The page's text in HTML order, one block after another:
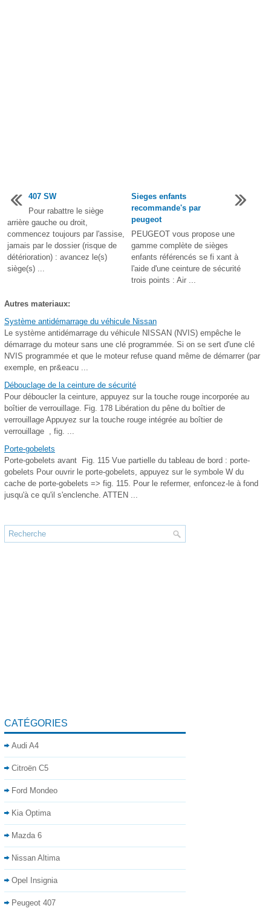
407 SW
Pour rabattre le siège
arrière gauche ou droit,
commencez toujours par l'assise,
jamais par le dossier (risque de
détérioration) : avancez le(s)
siège(s) ...
Sieges enfants
recommande's par
peugeot
PEUGEOT vous propose une
gamme complète de sièges
enfants référencés se fi xant à
l'aide d'une ceinture de sécurité
trois points : Air ...
Autres materiaux:
Système antidémarrage du véhicule Nissan
Le système antidémarrage du véhicule NISSAN (NVIS) empêche le
démarrage du moteur sans une clé programmée. Si on se sert d'une clé
NVIS programmée et que le moteur refuse quand même de démarrer (par
exemple, en pr&eacu ...
Débouclage de la ceinture de sécurité
Pour déboucler la ceinture, appuyez sur la touche rouge incorporée au
boîtier de verrouillage. Fig. 178 Libération du pêne du boîtier de
verrouillage Appuyez sur la touche rouge intégrée au boîtier de
verrouillage , fig. ...
Porte-gobelets
Porte-gobelets avant Fig. 115 Vue partielle du tableau de bord : porte-
gobelets Pour ouvrir le porte-gobelets, appuyez sur le symbole W du
cache de porte-gobelets => fig. 115. Pour le refermer, enfoncez-le à fond
jusqu'à ce qu'il s'enclenche. ATTEN ...
CATÉGORIES
Audi A4
Citroën C5
Ford Mondeo
Kia Optima
Mazda 6
Nissan Altima
Opel Insignia
Peugeot 407